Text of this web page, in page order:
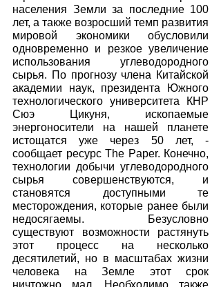
населения Земли за последние 100
лет, а также возросший темп развития
мировой экономики обусловили
одновременно и резкое увеличение
использования углеводородного
сырья. По прогнозу члена Китайской
академии наук, президента Южного
технологического университета КНР
Сюэ Цикуня, ископаемые
энергоносители на нашей планете
истощатся уже через 50 лет, -
сообщает ресурс The Paper. Конечно,
технологии добычи углеводородного
сырья совершенствуются, и
становятся доступными те
месторождения, которые ранее были
недосягаемы. Безусловно
существуют возможности растянуть
этот процесс на несколько
десятилетий, но в масштабах жизни
человека на Земле этот срок
ничтожно мал. Необходимо также